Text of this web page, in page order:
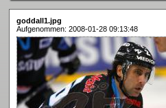
goddall1.jpg
Aufgenommen: 2008-01-28 09:13:48